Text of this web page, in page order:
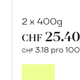
2 x 400g
CHF 25.40
CHF 3.18 pro